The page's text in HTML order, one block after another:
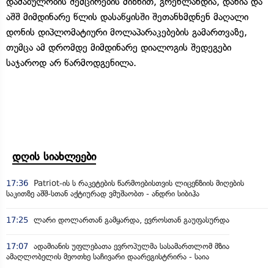
აშშ მიმდინარე წლის დასაწყისში შეთანხმდნენ მაღალი
დონის დიპლომატიური მოლაპარაკებების გამართვაზე,
თუმცა ამ დრომდე მიმდინარე დიალოგის შედეგები
საჯაროდ არ წარმოდგენილა.
დღის სიახლეები
17:36
Patriot-ის ს რაკეტების წარმოებისთვის ლიცენზიის მიღების
საკითზე აშშ-სთან აქტიურად ვმუშაობთ - ანდრი სიბიჰა
17:25 ლარი დოლართან გამყარდა, ევროსთან გაუფასურდა
17:07 ადამიანის უფლებათა ევროპულმა სასამართლომ მზია
ამაღლობელის მეოთხე საჩივარი დაარეგისტრირა - საია